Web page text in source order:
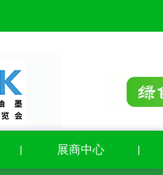
展商中心